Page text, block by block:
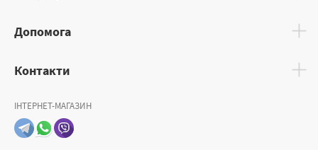
Допомога
Контакти
ІНТЕРНЕТ-МАГАЗИН